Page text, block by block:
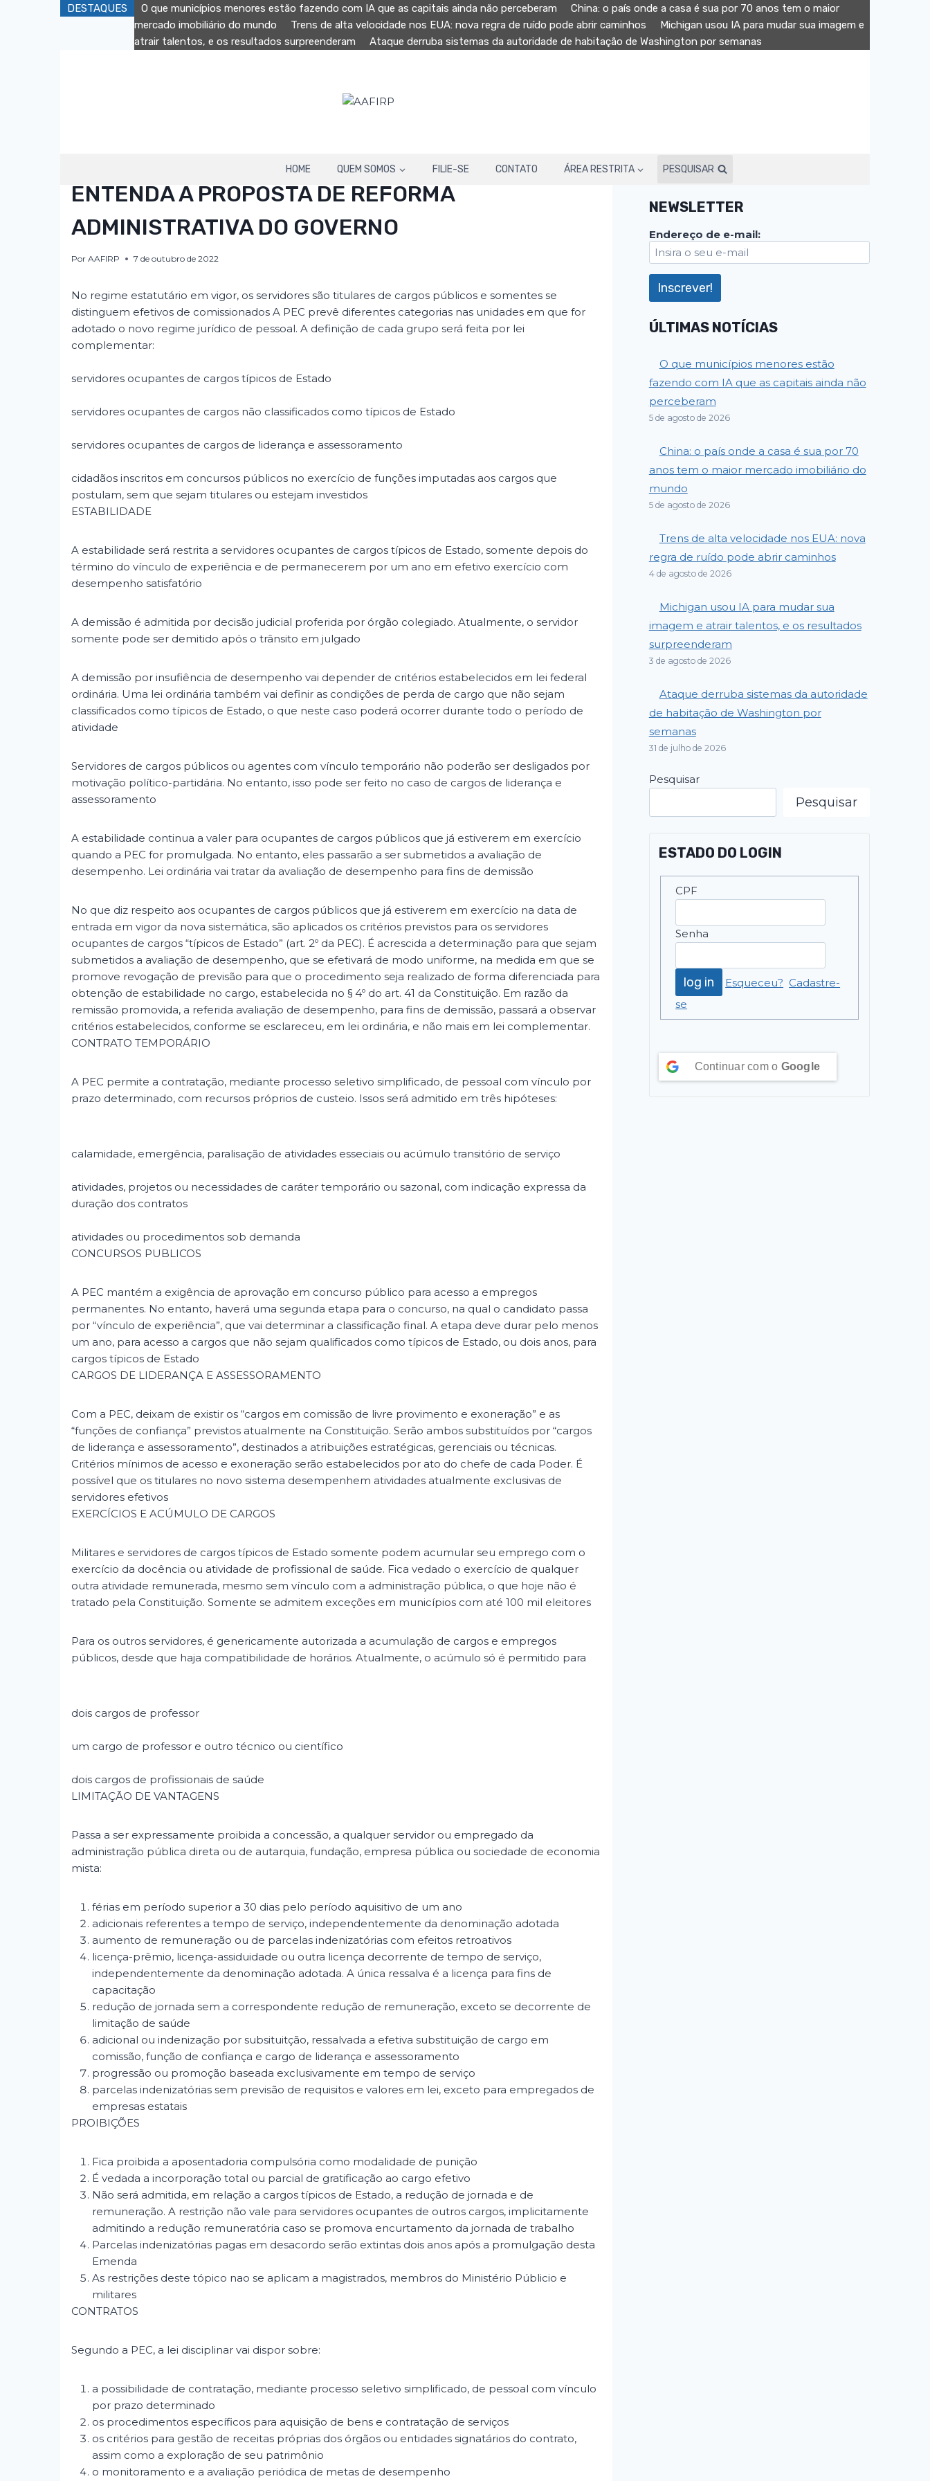
DESTAQUES O que municípios menores estão fazendo com IA que as capitais ainda não perceberam
China: o país onde a casa é sua por 70 anos tem o maior
mercado imobiliário do mundo
Trens de alta velocidade nos EUA: nova regra de ruído pode abrir caminhos
Michigan usou IA para mudar sua imagem e
atrair talentos, e os resultados surpreenderam
Ataque derruba sistemas da autoridade de habitação de Washington por semanas
HOME QUEM SOMOS FILIE-SE CONTATO ÁREA RESTRITA PESQUISAR
ENTENDA A PROPOSTA DE REFORMA
ADMINISTRATIVA DO GOVERNO
Por AAFIRP 7 de outubro de 2022
No regime estatutário em vigor, os servidores são titulares de cargos públicos e somentes se
distinguem efetivos de comissionados A PEC prevê diferentes categorias nas unidades em que for
adotado o novo regime jurídico de pessoal. A definição de cada grupo será feita por lei
complementar:
servidores ocupantes de cargos típicos de Estado
servidores ocupantes de cargos não classificados como típicos de Estado
servidores ocupantes de cargos de liderança e assessoramento
cidadãos inscritos em concursos públicos no exercício de funções imputadas aos cargos que
postulam, sem que sejam titulares ou estejam investidos
ESTABILIDADE
A estabilidade será restrita a servidores ocupantes de cargos típicos de Estado, somente depois do
término do vínculo de experiência e de permanecerem por um ano em efetivo exercício com
desempenho satisfatório
A demissão é admitida por decisão judicial proferida por órgão colegiado. Atualmente, o servidor
somente pode ser demitido após o trânsito em julgado
A demissão por insufiência de desempenho vai depender de critérios estabelecidos em lei federal
ordinária. Uma lei ordinária também vai definir as condições de perda de cargo que não sejam
classificados como típicos de Estado, o que neste caso poderá ocorrer durante todo o período de
atividade
Servidores de cargos públicos ou agentes com vínculo temporário não poderão ser desligados por
motivação político-partidária. No entanto, isso pode ser feito no caso de cargos de liderança e
assessoramento
A estabilidade continua a valer para ocupantes de cargos públicos que já estiverem em exercício
quando a PEC for promulgada. No entanto, eles passarão a ser submetidos a avaliação de
desempenho. Lei ordinária vai tratar da avaliação de desempenho para fins de demissão
No que diz respeito aos ocupantes de cargos públicos que já estiverem em exercício na data de
entrada em vigor da nova sistemática, são aplicados os critérios previstos para os servidores
ocupantes de cargos “típicos de Estado” (art. 2º da PEC). É acrescida a determinação para que sejam
submetidos a avaliação de desempenho, que se efetivará de modo uniforme, na medida em que se
promove revogação de previsão para que o procedimento seja realizado de forma diferenciada para
obtenção de estabilidade no cargo, estabelecida no § 4º do art. 41 da Constituição. Em razão da
remissão promovida, a referida avaliação de desempenho, para fins de demissão, passará a observar
critérios estabelecidos, conforme se esclareceu, em lei ordinária, e não mais em lei complementar.
CONTRATO TEMPORÁRIO
A PEC permite a contratação, mediante processo seletivo simplificado, de pessoal com vínculo por
prazo determinado, com recursos próprios de custeio. Issos será admitido em três hipóteses:
calamidade, emergência, paralisação de atividades esseciais ou acúmulo transitório de serviço
atividades, projetos ou necessidades de caráter temporário ou sazonal, com indicação expressa da
duração dos contratos
atividades ou procedimentos sob demanda
CONCURSOS PUBLICOS
A PEC mantém a exigência de aprovação em concurso público para acesso a empregos
permanentes. No entanto, haverá uma segunda etapa para o concurso, na qual o candidato passa
por “vínculo de experiência”, que vai determinar a classificação final. A etapa deve durar pelo menos
um ano, para acesso a cargos que não sejam qualificados como típicos de Estado, ou dois anos, para
cargos típicos de Estado
CARGOS DE LIDERANÇA E ASSESSORAMENTO
Com a PEC, deixam de existir os “cargos em comissão de livre provimento e exoneração” e as
“funções de confiança” previstos atualmente na Constituição. Serão ambos substituídos por “cargos
de liderança e assessoramento”, destinados a atribuições estratégicas, gerenciais ou técnicas.
Critérios mínimos de acesso e exoneração serão estabelecidos por ato do chefe de cada Poder. É
possível que os titulares no novo sistema desempenhem atividades atualmente exclusivas de
servidores efetivos
EXERCÍCIOS E ACÚMULO DE CARGOS
Militares e servidores de cargos típicos de Estado somente podem acumular seu emprego com o
exercício da docência ou atividade de profissional de saúde. Fica vedado o exercício de qualquer
outra atividade remunerada, mesmo sem vínculo com a administração pública, o que hoje não é
tratado pela Constituição. Somente se admitem exceções em municípios com até 100 mil eleitores
Para os outros servidores, é genericamente autorizada a acumulação de cargos e empregos
públicos, desde que haja compatibilidade de horários. Atualmente, o acúmulo só é permitido para
dois cargos de professor
um cargo de professor e outro técnico ou científico
dois cargos de profissionais de saúde
LIMITAÇÃO DE VANTAGENS
Passa a ser expressamente proibida a concessão, a qualquer servidor ou empregado da
administração pública direta ou de autarquia, fundação, empresa pública ou sociedade de economia
mista:
férias em período superior a 30 dias pelo período aquisitivo de um ano
adicionais referentes a tempo de serviço, independentemente da denominação adotada
aumento de remuneração ou de parcelas indenizatórias com efeitos retroativos
licença-prêmio, licença-assiduidade ou outra licença decorrente de tempo de serviço,
independentemente da denominação adotada. A única ressalva é a licença para fins de
capacitação
redução de jornada sem a correspondente redução de remuneração, exceto se decorrente de
limitação de saúde
adicional ou indenização por subsituitção, ressalvada a efetiva substituição de cargo em
comissão, função de confiança e cargo de liderança e assessoramento
progressão ou promoção baseada exclusivamente em tempo de serviço
parcelas indenizatórias sem previsão de requisitos e valores em lei, exceto para empregados de
empresas estatais
PROIBIÇÕES
Fica proibida a aposentadoria compulsória como modalidade de punição
É vedada a incorporação total ou parcial de gratificação ao cargo efetivo
Não será admitida, em relação a cargos típicos de Estado, a redução de jornada e de
remuneração. A restrição não vale para servidores ocupantes de outros cargos, implicitamente
admitindo a redução remuneratória caso se promova encurtamento da jornada de trabalho
Parcelas indenizatórias pagas em desacordo serão extintas dois anos após a promulgação desta
Emenda
As restrições deste tópico nao se aplicam a magistrados, membros do Ministério Públicio e
militares
CONTRATOS
Segundo a PEC, a lei disciplinar vai dispor sobre:
a possibilidade de contratação, mediante processo seletivo simplificado, de pessoal com vínculo
por prazo determinado
os procedimentos específicos para aquisição de bens e contratação de serviços
os critérios para gestão de receitas próprias dos órgãos ou entidades signatários do contrato,
assim como a exploração de seu patrimônio
o monitoramento e a avaliação periódica de metas de desempenho
NEWSLETTER
Endereço de e-mail:
ÚLTIMAS NOTÍCIAS
O que municípios menores estão
fazendo com IA que as capitais ainda não
perceberam
5 de agosto de 2026
China: o país onde a casa é sua por 70
anos tem o maior mercado imobiliário do
mundo
5 de agosto de 2026
Trens de alta velocidade nos EUA: nova
regra de ruído pode abrir caminhos
4 de agosto de 2026
Michigan usou IA para mudar sua
imagem e atrair talentos, e os resultados
surpreenderam
3 de agosto de 2026
Ataque derruba sistemas da autoridade
de habitação de Washington por
semanas
31 de julho de 2026
Pesquisar
Pesquisar
ESTADO DO LOGIN
CPF
Senha
Esqueceu? Cadastre-
se
Continuar com o Google